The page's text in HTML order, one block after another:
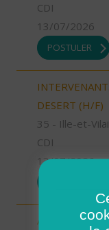
CDI
13/07/2026
POSTULER
DESERT (H/F)
35 - Ille-et-
CDI
13/07/2026
Aide à